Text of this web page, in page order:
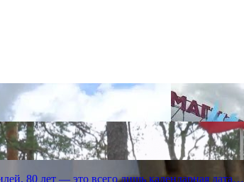
80 лет — это всего лишь календарная дата…